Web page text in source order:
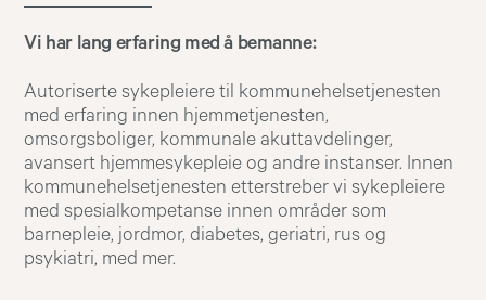
Vi har lang erfaring med å bemanne:
Autoriserte sykepleiere til kommunehelsetjenesten
med erfaring innen hjemmetjenesten,
omsorgsboliger, kommunale akuttavdelinger,
avansert hjemmesykepleie og andre instanser. Innen
kommunehelsetjenesten etterstreber vi sykepleiere
med spesialkompetanse innen områder som
barnepleie, jordmor, diabetes, geriatri, rus og
psykiatri, med mer.